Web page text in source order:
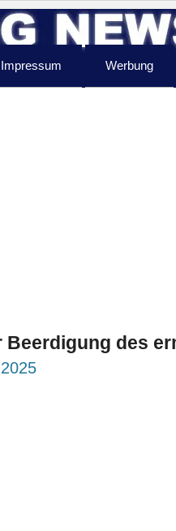
Impressum Werbung
Beerdigung des